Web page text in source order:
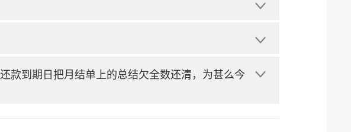
款到期日把月结单上的总结欠全数还清，为甚么今